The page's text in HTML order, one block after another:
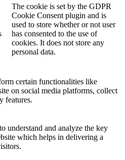
The cookie is set by the GDPR
Cookie Consent plugin and is
used to store whether or not user
has consented to the use of
cookies. It does not store any
personal data.
certain functionalities like
on social media platforms, collect
features.
understand and analyze the key
which helps in delivering a